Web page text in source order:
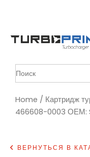
Search
for:
Home / Картридж
466608-0003 ОЕМ:
ВЕРНУТЬСЯ В